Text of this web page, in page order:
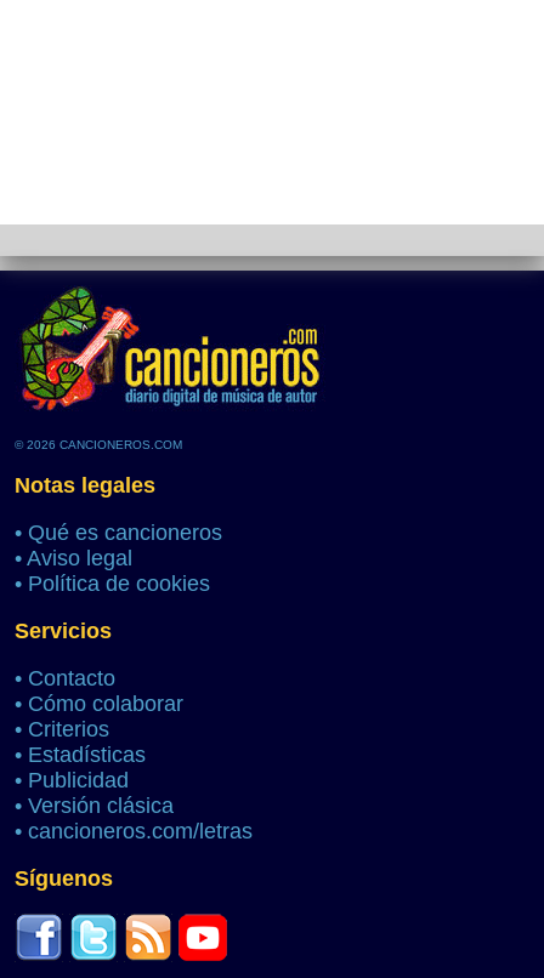
© 2026 CANCIONEROS.COM
Notas legales
• Qué es cancioneros
• Aviso legal
• Política de cookies
Servicios
• Contacto
• Cómo colaborar
• Criterios
• Estadísticas
• Publicidad
• Versión clásica
• cancioneros.com/letras
Síguenos